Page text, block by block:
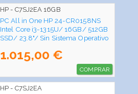
HP - C7SJ2EA 16GB
PC All in One HP 24-CR0158NS
Intel Core i3-1315U/ 16GB/ 512GB
SSD/ 23.8"/ Sin Sistema Operativo
1.015,00 €
COMPRAR
HP - C7SJ2EA